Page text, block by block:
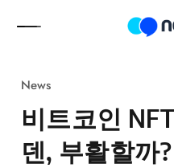
News
비트코인
덴, 부활할까?